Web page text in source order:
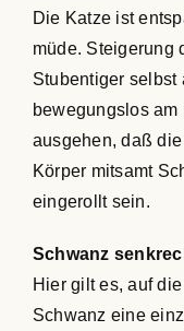
Die Katze ist
müde. Steigerung
Stubentiger selbst
bewegungslos
ausgehen, daß
Körper mitsamt
eingerollt sein.
Schwanz
Hier gilt es, auf
Schwanz eine